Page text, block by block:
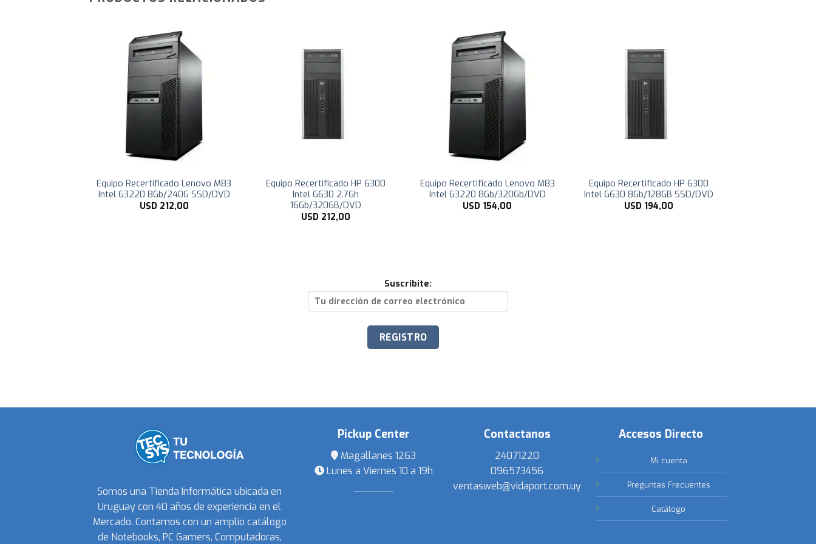
Equipo Recertificado Lenovo M83
Intel G3220 8Gb/240G SSD/DVD
USD 212,00
Equipo Recertificado HP 6300
Intel G630 2.7Gh
16Gb/320GB/DVD
USD 212,00
Equipo Recertificado Lenovo M83
Intel G3220 8Gb/320Gb/DVD
USD 154,00
Equipo Recertificado HP 6300
Intel G630 8Gb/128GB SSD/DVD
USD 194,00
Suscribite:
Somos una Tienda Informática ubicada en
Uruguay con 40 años de experiencia en el
Mercado. Contamos con un amplio catálogo
de Notebooks, PC Gamers, Computadoras,
Pickup Center
Magallanes 1263
Lunes a Viernes 10 a 19h
Contactanos
24071220
096573456
ventasweb@vidaport.com.uy
Accesos Directo
Mi cuenta
Preguntas Frecuentes
Catálogo